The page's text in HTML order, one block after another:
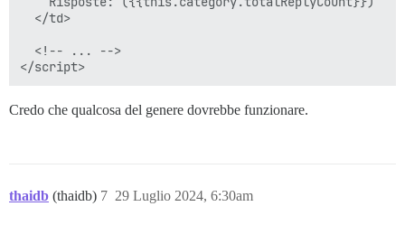
  </td>
  <!-- ... -->
Credo che qualcosa del genere dovrebbe funzionare.
thaidb (thaidb) 29 Luglio 2024, 6:30am
7